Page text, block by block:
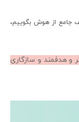
جامع از هوش بگوییم،
و هدفمند و سازگاری